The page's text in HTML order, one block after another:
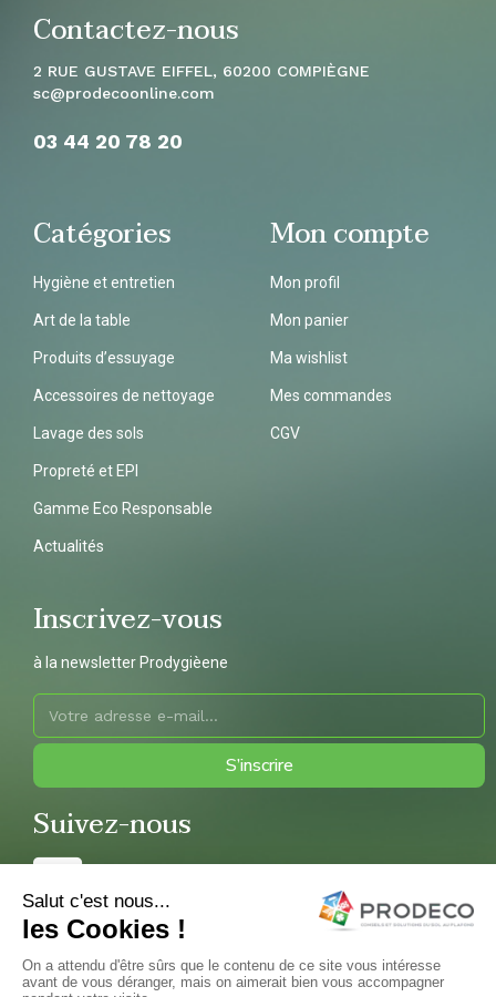
Contactez-nous
2 RUE GUSTAVE EIFFEL, 60200 COMPIÈGNE
sc@prodecoonline.com
03 44 20 78 20
Catégories
Hygiène et entretien
Art de la table
Produits d’essuyage
Accessoires de nettoyage
Lavage des sols
Propreté et EPI
Gamme Eco Responsable
Actualités
Mon compte
Mon profil
Mon panier
Ma wishlist
Mes commandes
CGV
Inscrivez-vous
à la newsletter Prodygièene
S’inscrire
Suivez-nous